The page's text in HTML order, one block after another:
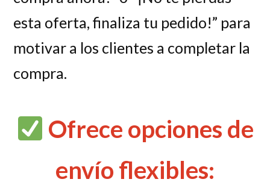
esta oferta, finaliza tu pedido!” para
motivar a los clientes a completar la
compra.
Ofrece opciones de
envío flexibles: